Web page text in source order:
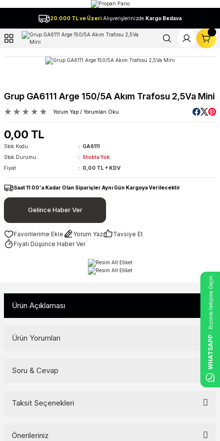
20.000 TL ve Üzeri Alışverişlerinizde Kargo Bedava
Grup GA6111 Arge 150/5A Akım Trafosu 2,5Va Mini
Yorum Yap / Yorumları Oku
0,00 TL
Stok Kodu
GA6111
Stok Durumu
Stokta Yok
Fiyat
0,00 TL + KDV
Saat 11:00'a Kadar Olan Siparişler Aynı Gün Kargoya Verilecektir
Gelince Haber Ver
Yorum Yaz
Tavsiye Et
Fiyatı Düşünce Haber Ver
Ürün Açıklaması
Ürün Yorumları
Soru & Cevap
Ürün hakkında henüz soru sorulmamış.
Taksit Seçenekleri
Önerileriniz
WHATSAPP
- Bizimle İletişime Geçin